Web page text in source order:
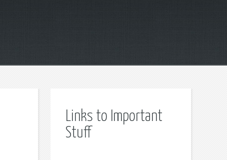
Links to Important
Stuff